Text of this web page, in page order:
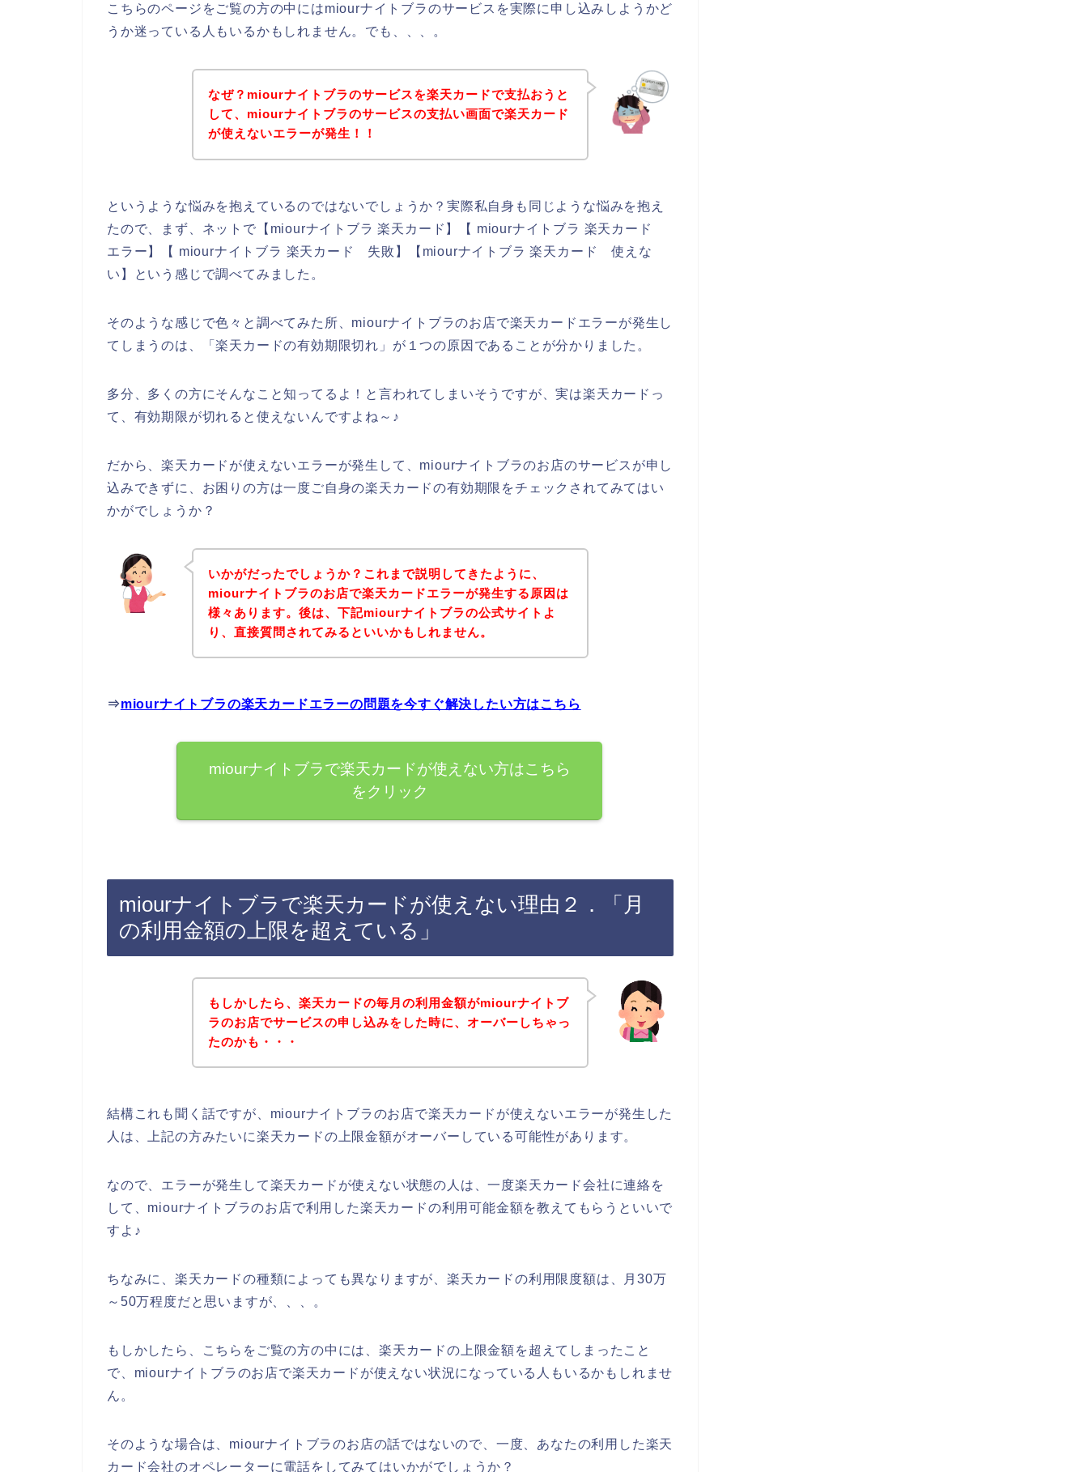
こちらのページをご覧の方の中にはmiourナイトブラのサービスを実際に申し込みしようかど
うか迷っている人もいるかもしれません。でも、、、。
なぜ？miourナイトブラのサービスを楽天カードで支払おうと
して、miourナイトブラのサービスの支払い画面で楽天カード
が使えないエラーが発生！！
というような悩みを抱えているのではないでしょうか？実際私自身も同じような悩みを抱え
たので、まず、ネットで【miourナイトブラ 楽天カード】【 miourナイトブラ 楽天カード
エラー】【 miourナイトブラ 楽天カード 失敗】【miourナイトブラ 楽天カード 使えな
い】という感じで調べてみました。
そのような感じで色々と調べてみた所、miourナイトブラのお店で楽天カードエラーが発生し
てしまうのは、「楽天カードの有効期限切れ」が１つの原因であることが分かりました。
多分、多くの方にそんなこと知ってるよ！と言われてしまいそうですが、実は楽天カードっ
て、有効期限が切れると使えないんですよね～♪
だから、楽天カードが使えないエラーが発生して、miourナイトブラのお店のサービスが申し
込みできずに、お困りの方は一度ご自身の楽天カードの有効期限をチェックされてみてはい
かがでしょうか？
いかがだったでしょうか？これまで説明してきたように、
miourナイトブラのお店で楽天カードエラーが発生する原因は
様々あります。後は、下記miourナイトブラの公式サイトよ
り、直接質問されてみるといいかもしれません。
⇒miourナイトブラの楽天カードエラーの問題を今すぐ解決したい方はこちら
miourナイトブラで楽天カードが使えない方はこちら
をクリック
miourナイトブラで楽天カードが使えない理由２．「月
の利用金額の上限を超えている」
もしかしたら、楽天カードの毎月の利用金額がmiourナイトブ
ラのお店でサービスの申し込みをした時に、オーバーしちゃっ
たのかも・・・
結構これも聞く話ですが、miourナイトブラのお店で楽天カードが使えないエラーが発生した
人は、上記の方みたいに楽天カードの上限金額がオーバーしている可能性があります。
なので、エラーが発生して楽天カードが使えない状態の人は、一度楽天カード会社に連絡を
して、miourナイトブラのお店で利用した楽天カードの利用可能金額を教えてもらうといいで
すよ♪
ちなみに、楽天カードの種類によっても異なりますが、楽天カードの利用限度額は、月30万
～50万程度だと思いますが、、、。
もしかしたら、こちらをご覧の方の中には、楽天カードの上限金額を超えてしまったこと
で、miourナイトブラのお店で楽天カードが使えない状況になっている人もいるかもしれませ
ん。
そのような場合は、miourナイトブラのお店の話ではないので、一度、あなたの利用した楽天
カード会社のオペレーターに電話をしてみてはいかがでしょうか？